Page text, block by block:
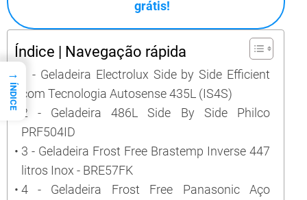
grátis!
Índice | Navegação rápida
1 - Geladeira Electrolux Side by Side Efficient
com Tecnologia Autosense 435L (IS4S)
2 - Geladeira 486L Side By Side Philco
PRF504ID
3 - Geladeira Frost Free Brastemp Inverse 447
litros Inox - BRE57FK
4 - Geladeira Frost Free Panasonic Aço
→
ÍNDICE